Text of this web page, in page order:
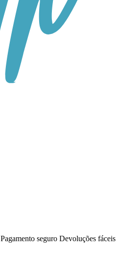
Pagamento seguro Devoluções fáceis